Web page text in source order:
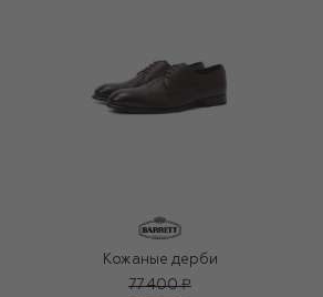
Кожаные дерби
77 400 ₽